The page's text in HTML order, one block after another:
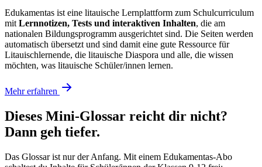
Edukamentas ist eine litauische Lernplattform zum Schulcurriculum
mit Lernnotizen, Tests und interaktiven Inhalten, die am
nationalen Bildungsprogramm ausgerichtet sind. Die Seiten werden
automatisch übersetzt und sind damit eine gute Ressource für
Litauischlernende, die litauische Diaspora und alle, die wissen
möchten, was litauische Schüler/innen lernen.
Mehr erfahren
Dieses Mini-Glossar reicht dir nicht?
Dann geh tiefer.
Das Glossar ist nur der Anfang. Mit einem Edukamentas-Abo